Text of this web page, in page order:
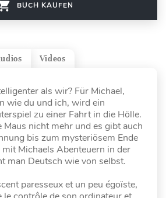
BUCH KAUFEN
Videos
als wir? Für Michael,
wie du und ich, wird ein
zu einer Fahrt in die Hölle.
nicht mehr und es gibt auch
bis zum mysteriösem Ende
Michaels Abenteuern in der
man Deutsch wie von selbst.
paresseux et un peu égoïste,